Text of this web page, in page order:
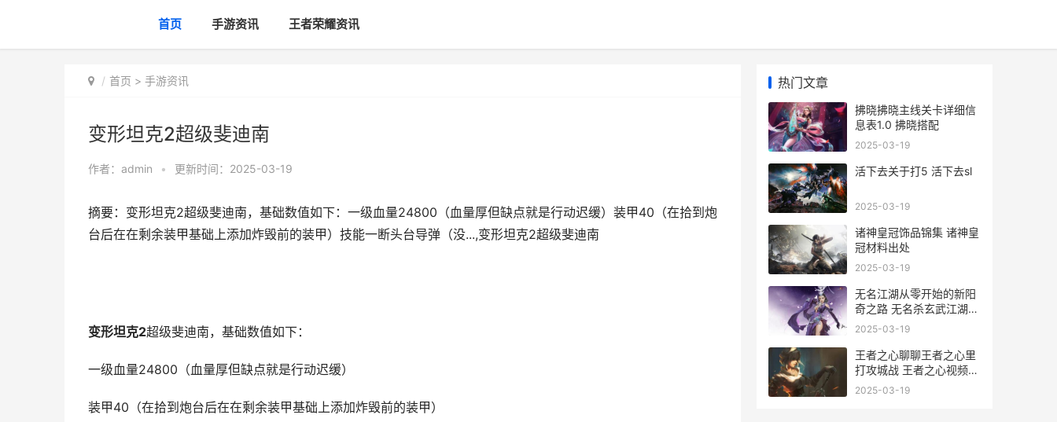
首页 手游资讯 王者荣耀资讯
首页 > 手游资讯
变形坦克2超级斐迪南
作者： admin • 更新时间：2025-03-19
摘要：变形坦克2超级斐迪南，基础数值如下：一级血量24800（血量厚但缺点就是行动迟缓）装甲40（在拾到炮
台后在在剩余装甲基础上添加炸毁前的装甲）技能一断头台导弹（没...,变形坦克2超级斐迪南
变形坦克2超级斐迪南，基础数值如下：
一级血量24800（血量厚但缺点就是行动迟缓）
装甲40（在拾到炮台后在在剩余装甲基础上添加炸毁前的装甲）
热门文章
拂晓拂晓主线关卡详细信
息表1.0 拂晓搭配
2025-03-19
活下去关于打5 活下去sl
2025-03-19
诸神皇冠饰品锦集 诸神皇
冠材料出处
2025-03-19
无名江湖从零开始的新阳
奇之路 无名杀玄武江湖下
载
2025-03-19
王者之心聊聊王者之心里
打攻城战 王者之心视频解
说
2025-03-19